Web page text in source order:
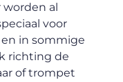
al
voor
in sommige
richting de
of trompet